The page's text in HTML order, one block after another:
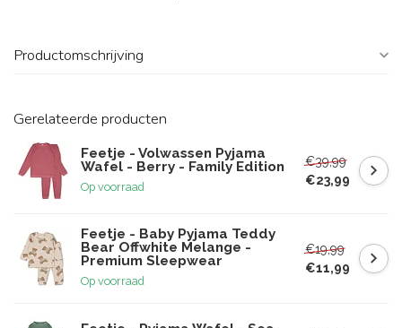
Productomschrijving
Gerelateerde producten
Feetje - Volwassen Pyjama
Wafel - Berry - Family Edition
Op voorraad
€39,99
€23,99
Feetje - Baby Pyjama Teddy
Bear Offwhite Melange -
Premium Sleepwear
Op voorraad
€19,99
€11,99